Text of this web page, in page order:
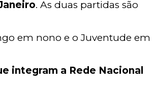
. As duas partidas são
em nono e o Juventude em
integram a Rede Nacional